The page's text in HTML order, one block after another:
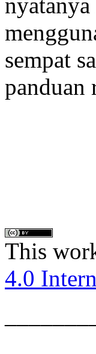
sempat
panduan
This
4.0